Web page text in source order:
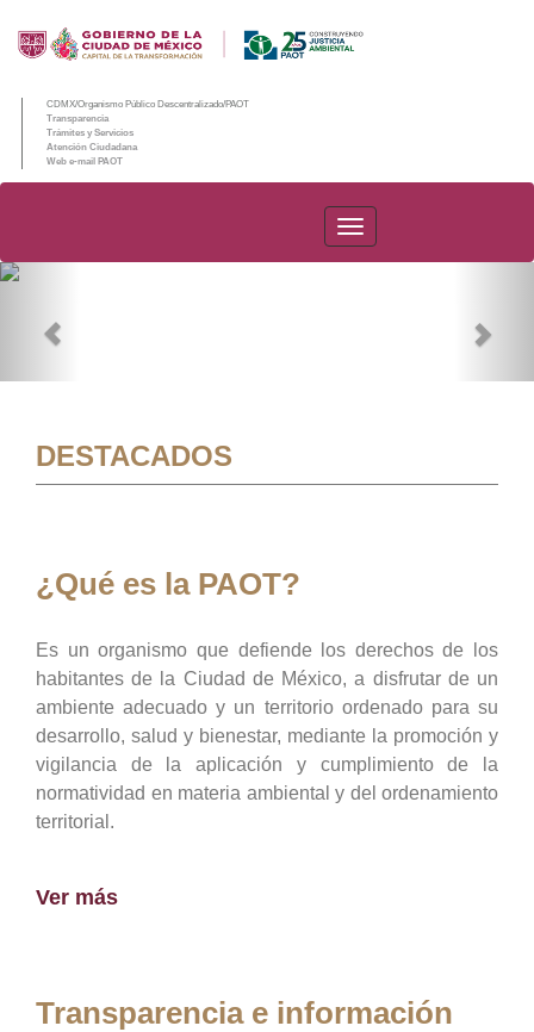
CDMX/Organismo Público Descentralizado/PAOT
Transparencia
Trámites y Servicios
Atención Ciudadana
Web e-mail PAOT
PAOT
DESTACADOS
¿Qué es la PAOT?
Es un organismo que defiende los derechos de los
habitantes de la Ciudad de México, a disfrutar de un
ambiente adecuado y un territorio ordenado para su
desarrollo, salud y bienestar, mediante la promoción y
vigilancia de la aplicación y cumplimiento de la
normatividad en materia ambiental y del ordenamiento
territorial.
Ver más
Transparencia e información